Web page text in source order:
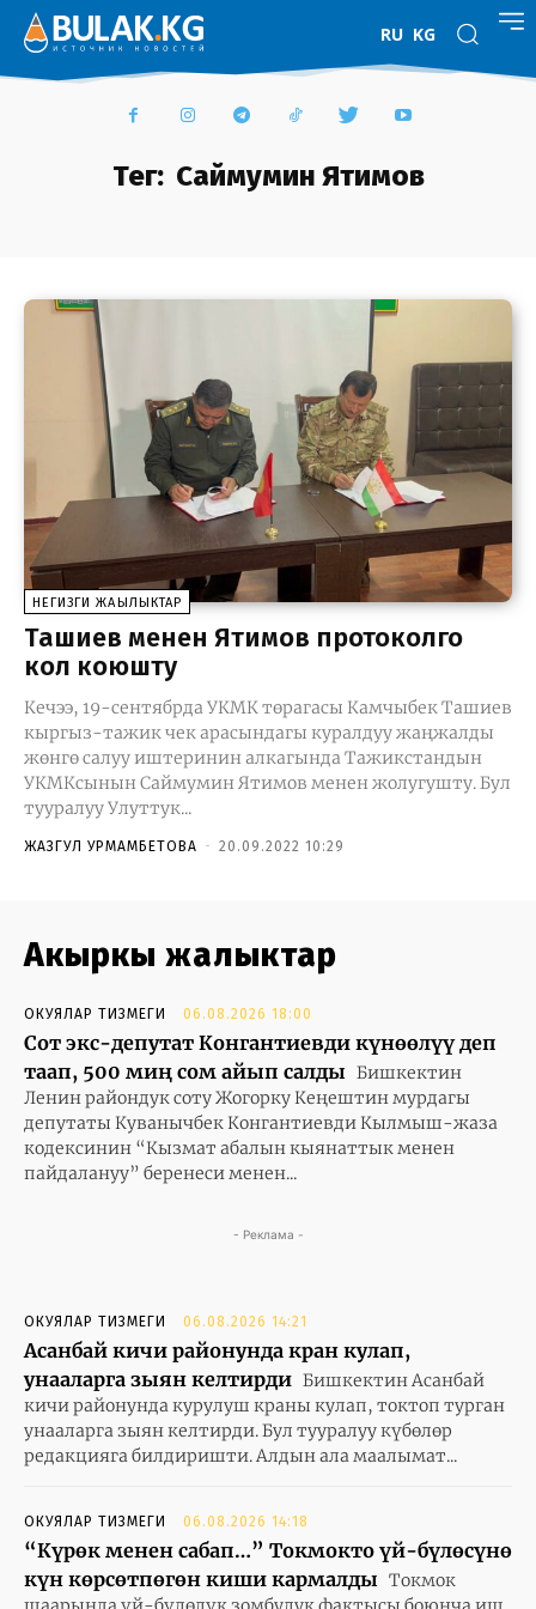
RU KG
Тег: Саймумин Ятимов
НЕГИЗГИ ЖАҢЫЛЫКТАР
Ташиев менен Ятимов протоколго
кол коюшту
Кечээ, 19-сентябрда УКМК төрагасы Камчыбек Ташиев
кыргыз-тажик чек арасындагы куралдуу жаңжалды
жөнгө салуу иштеринин алкагында Тажикстандын
УКМКсынын Саймумин Ятимов менен жолугушту. Бул
тууралуу Улуттук...
ЖАЗГУЛ УРМАМБЕТОВА - 20.09.2022 10:29
Акыркы жаңлыктар
ОКУЯЛАР ТИЗМЕГИ 06.08.2026 18:00
Сот экс-депутат Конгантиевди күнөөлүү деп
таап, 500 миң сом айып салды Бишкектин
Ленин райондук соту Жогорку Кеңештин мурдагы
депутаты Куванычбек Конгантиевди Кылмыш-жаза
кодексинин “Кызмат абалын кыянаттык менен
пайдалануу” беренеси менен...
- Реклама -
ОКУЯЛАР ТИЗМЕГИ 06.08.2026 14:21
Асанбай кичи районунда кран кулап,
унааларга зыян келтирди Бишкектин Асанбай
кичи районунда курулуш краны кулап, токтоп турган
унааларга зыян келтирди. Бул тууралуу күбөлөр
редакцияга билдиришти. Алдын ала маалымат...
ОКУЯЛАР ТИЗМЕГИ 06.08.2026 14:18
“Күрөк менен сабап…” Токмокто үй-бүлөсүнө
күн көрсөтпөгөн киши кармалды Токмок